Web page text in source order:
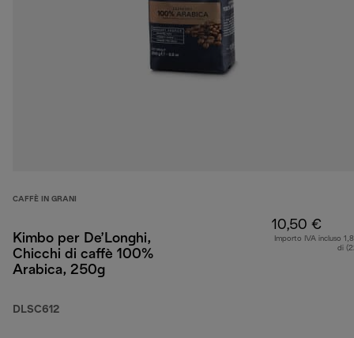
CAFFÈ IN GRANI
Kimbo per De’Longhi,
Chicchi di caffè 100%
Arabica, 250g
DLSC612
10,50 €
Importo IVA incluso
di